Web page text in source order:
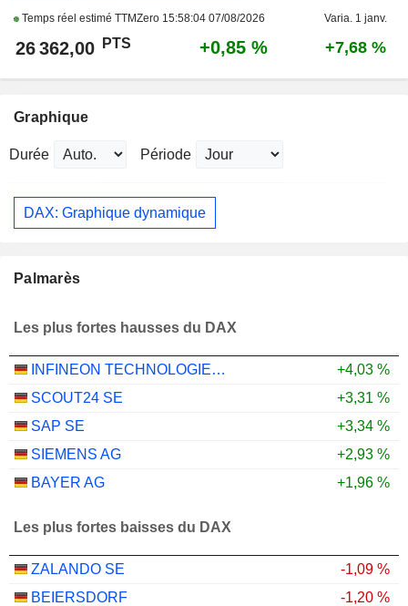
Temps réel estimé TTMZero 15:58:04 07/08/2026 Varia. 1 janv.
26 362,00 PTS +0,85 % +7,68 %
Graphique
Durée Période
DAX: Graphique dynamique
Palmarès
Les plus fortes hausses du DAX
INFINEON TECHNOLOGIES AG
+4,03 %
SCOUT24 SE
+3,31 %
SAP SE
+3,34 %
SIEMENS AG
+2,93 %
BAYER AG
+1,96 %
Les plus fortes baisses du DAX
ZALANDO SE
-1,09 %
BEIERSDORF
-1,20 %